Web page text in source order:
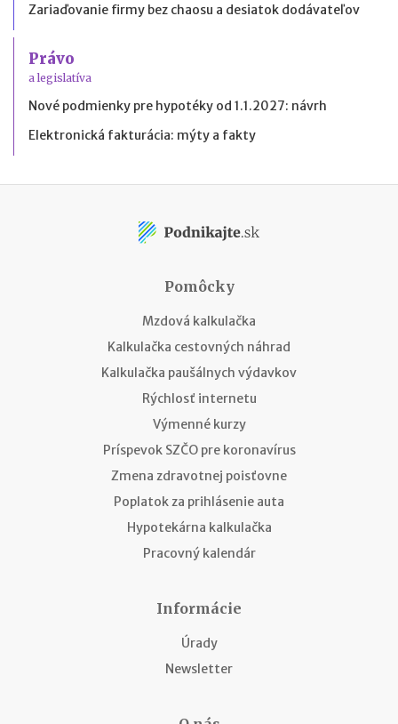
Zariaďovanie firmy bez chaosu a desiatok dodávateľov
Právo
a legislatíva
Nové podmienky pre hypotéky od 1.1.2027: návrh
Elektronická fakturácia: mýty a fakty
Pomôcky
Mzdová kalkulačka
Kalkulačka cestovných náhrad
Kalkulačka paušálnych výdavkov
Rýchlosť internetu
Výmenné kurzy
Príspevok SZČO pre koronavírus
Zmena zdravotnej poisťovne
Poplatok za prihlásenie auta
Hypotekárna kalkulačka
Pracovný kalendár
Informácie
Úrady
Newsletter